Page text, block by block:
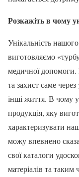
Розкажіть в чому
Унікальність
виготовляємо
медичної
та захист саме
інші життя. В чому
продукція, яку
характеризувати
можу впевнено
свої каталоги
матеріалів та